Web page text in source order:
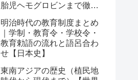
胎児ヘモグロビンまで徹底
明治時代の教育制度まとめ
｜学制・教育令・学校令・
教育勅語の流れと語呂合わ
せ【日本史】
東南アジアの歴史（植民地